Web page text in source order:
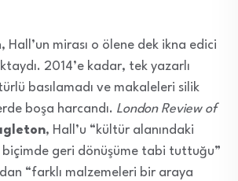
Hall’un mirası o ölene dek ikna edici
2014’e kadar, tek yazarlı
basılamadı ve makaleleri silik
boşa harcandı. London Review of
, Hall’u “kültür alanındaki
biçimde geri dönüşüme tabi tuttuğu”
“farklı malzemeleri bir araya